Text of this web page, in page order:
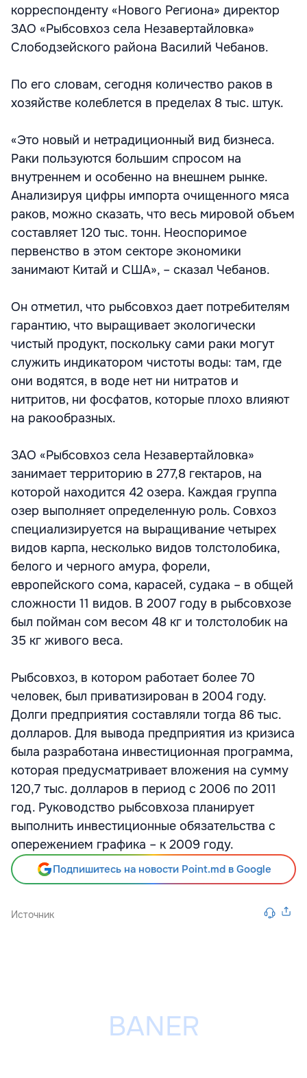
корреспонденту «Нового Региона» директор
ЗАО «Рыбсовхоз села Незавертайловка»
Слободзейского района Василий Чебанов.
По его словам, сегодня количество раков в
хозяйстве колеблется в пределах 8 тыс. штук.
«Это новый и нетрадиционный вид бизнеса.
Раки пользуются большим спросом на
внутреннем и особенно на внешнем рынке.
Анализируя цифры импорта очищенного мяса
раков, можно сказать, что весь мировой объем
составляет 120 тыс. тонн. Неоспоримое
первенство в этом секторе экономики
занимают Китай и США», – сказал Чебанов.
Он отметил, что рыбсовхоз дает потребителям
гарантию, что выращивает экологически
чистый продукт, поскольку сами раки могут
служить индикатором чистоты воды: там, где
они водятся, в воде нет ни нитратов и
нитритов, ни фосфатов, которые плохо влияют
на ракообразных.
ЗАО «Рыбсовхоз села Незавертайловка»
занимает территорию в 277,8 гектаров, на
которой находится 42 озера. Каждая группа
озер выполняет определенную роль. Совхоз
специализируется на выращивание четырех
видов карпа, несколько видов толстолобика,
белого и черного амура, форели,
европейского сома, карасей, судака – в общей
сложности 11 видов. В 2007 году в рыбсовхозе
был пойман сом весом 48 кг и толстолобик на
35 кг живого веса.
Рыбсовхоз, в котором работает более 70
человек, был приватизирован в 2004 году.
Долги предприятия составляли тогда 86 тыс.
долларов. Для вывода предприятия из кризиса
была разработана инвестиционная программа,
которая предусматривает вложения на сумму
120,7 тыс. долларов в период с 2006 по 2011
год. Руководство рыбсовхоза планирует
выполнить инвестиционные обязательства с
опережением графика – к 2009 году.
Подпишитесь на новости Point.md в Google
Источник